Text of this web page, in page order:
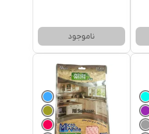
ناموجود